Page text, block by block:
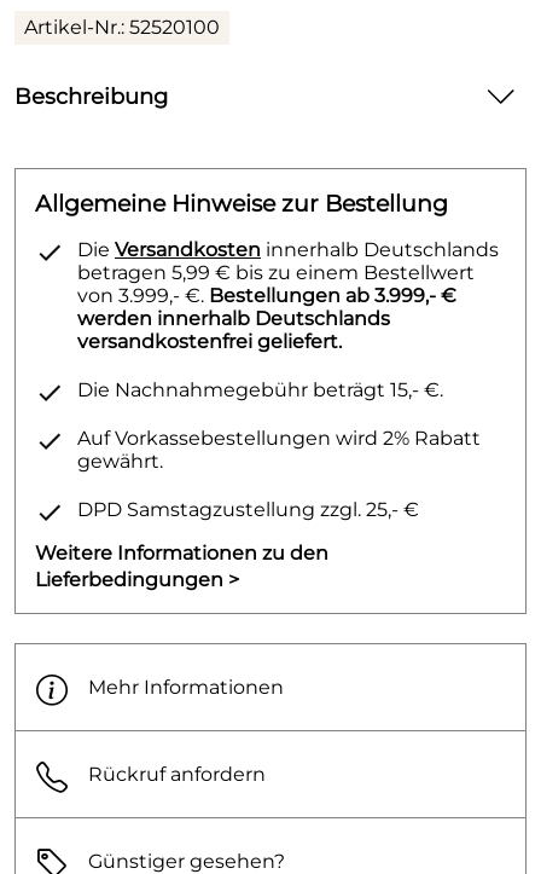
Artikel-Nr.: 52520100
Beschreibung
Allgemeine Hinweise zur Bestellung
Die Versandkosten innerhalb Deutschlands
betragen 5,99 € bis zu einem Bestellwert
von 3.999,- €. Bestellungen ab 3.999,- €
werden innerhalb Deutschlands
versandkostenfrei geliefert.
Die Nachnahmegebühr beträgt 15,- €.
Auf Vorkassebestellungen wird 2% Rabatt
gewährt.
DPD Samstagzustellung zzgl. 25,- €
Weitere Informationen zu den
Lieferbedingungen >
Mehr Informationen
Rückruf anfordern
Günstiger gesehen?